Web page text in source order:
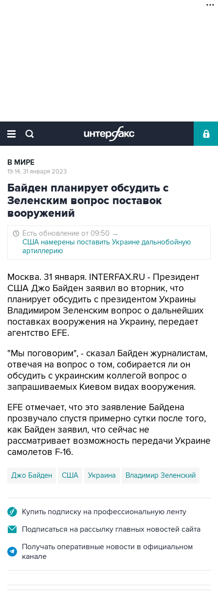
В МИРЕ
19:14, 31 января 2023
Байден планирует обсудить с
Зеленским вопрос поставок
вооружений
Есть обновление от 09:50 →
США намерены поставить Украине дальнобойную
артиллерию
Москва. 31 января. INTERFAX.RU - Президент
США Джо Байден заявил во вторник, что
планирует обсудить с президентом Украины
Владимиром Зеленским вопрос о дальнейших
поставках вооружения на Украину, передает
агентство EFE.
"Мы поговорим", - сказал Байден журналистам,
отвечая на вопрос о том, собирается ли он
обсудить с украинским коллегой вопрос о
запрашиваемых Киевом видах вооружения.
EFE отмечает, что это заявление Байдена
прозвучало спустя примерно сутки после того,
как Байден заявил, что сейчас не
рассматривает возможность передачи Украине
самолетов F-16.
Джо Байден США Украина Владимир Зеленский
Купить подписку на профессиональную ленту
Подписаться на рассылку главных новостей сайта
Получать оперативные новости в официальном
канале